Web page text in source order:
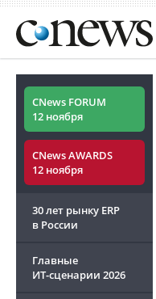
CNews FORUM
12 ноября
CNews AWARDS
12 ноября
30 лет рынку ERP
в России
Главные
ИТ-сценарии 2026